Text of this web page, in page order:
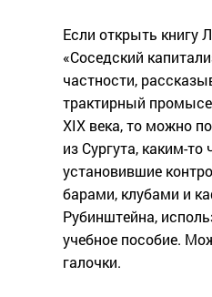
Если открыть книгу
«Соседский
частности,
трактирный
XIX века, то можно
из Сургута, каким-
установившие
барами, клубами и
Рубинштейна,
учебное пособие.
галочки.